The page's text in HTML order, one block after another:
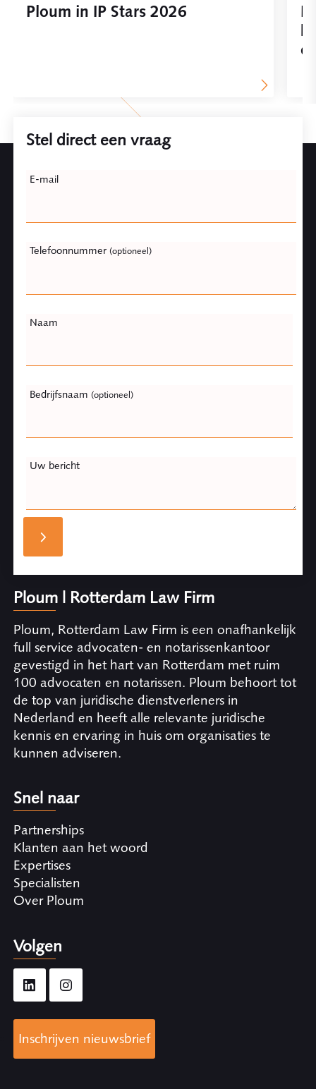
Ploum in IP Stars 2026
Stel direct een vraag
this
E-mail
Telefoonnummer (optioneel)
Naam
Bedrijfsnaam (optioneel)
Uw bericht
Ploum | Rotterdam Law Firm
Ploum, Rotterdam Law Firm is een onafhankelijk
full service advocaten- en notarissenkantoor
gevestigd in het hart van Rotterdam met ruim
100 advocaten en notarissen. Ploum behoort tot
de top van juridische dienstverleners in
Nederland en heeft alle relevante juridische
kennis en ervaring in huis om organisaties te
kunnen adviseren.
Snel naar
Partnerships
Klanten aan het woord
Expertises
Specialisten
Over Ploum
Volgen
Inschrijven nieuwsbrief